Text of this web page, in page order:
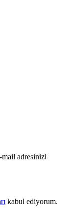
adresinizi
kabul ediyorum.